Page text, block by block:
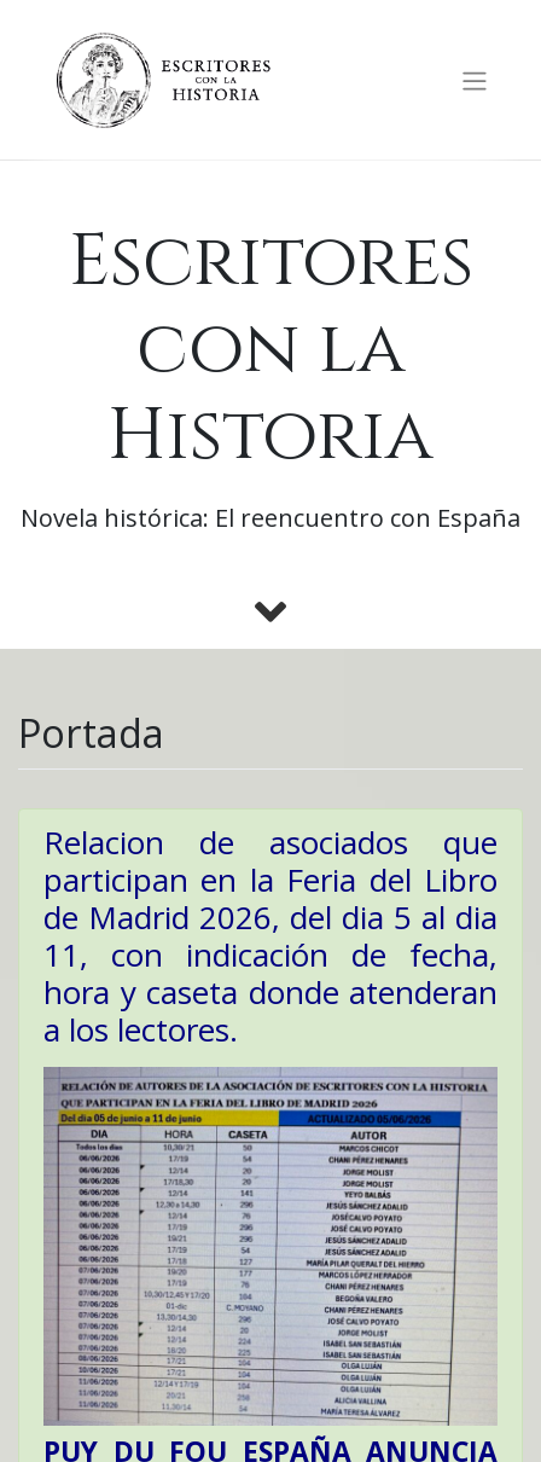
contenido
Escritores
con la
Historia
Novela histórica: El reencuentro con España
Portada
Relacion de asociados que
participan en la Feria del Libro
de Madrid 2026, del dia 5 al dia
11, con indicación de fecha,
hora y caseta donde atenderan
a los lectores.
PUY DU FOU ESPAÑA ANUNCIA